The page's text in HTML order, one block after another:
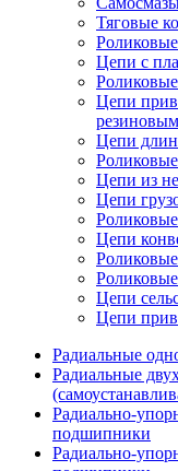
Тяговые
Цепи с
Цепи
Цепи
Цепи из
Цепи
Цепи
Цепи
Цепи
Радиальные
Радиальные
Радиально-
подшипники
Радиально-